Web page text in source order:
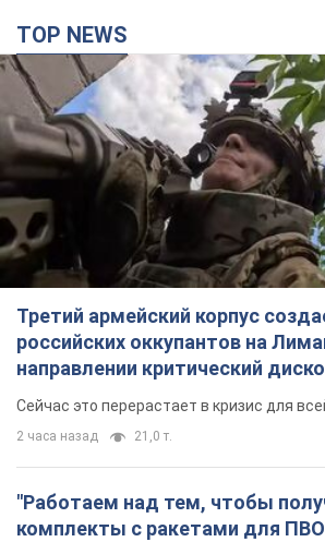
TOP NEWS
Третий армейский корпус
российских оккупантов на
направлении критический
удалось
Сейчас это перерастает в кризис для
2 часа назад 21,0 т.
"Работаем над тем, чтобы
комплекты с ракетами для